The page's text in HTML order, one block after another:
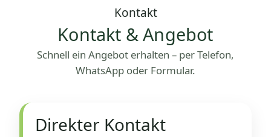
Kontakt
Kontakt & Angebot
Schnell ein Angebot erhalten – per Telefon,
WhatsApp oder Formular.
Direkter Kontakt